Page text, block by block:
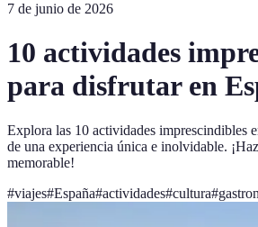
7 de junio de 2026
10 actividades
para disfrutar en
Explora las 10 actividades imprescindibles
de una experiencia única e inolvidable.
memorable!
#viajes#España#actividades#cultura#